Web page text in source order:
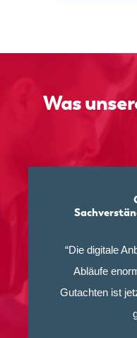
Was
“Die digitale
Abläufe
Gutachten ist